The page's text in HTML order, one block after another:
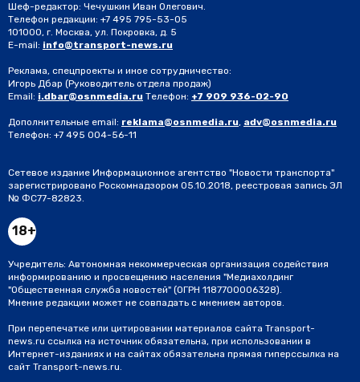
Шеф-редактор: Чечушкин Иван Олегович.
Телефон редакции: +7 495 795-53-05
101000, г. Москва, ул. Покровка, д. 5
E-mail: info@transport-news.ru
Реклама, спецпроекты и иное сотрудничество:
Игорь Дбар (Руководитель отдела продаж)
Email: i.dbar@osnmedia.ru Телефон: +7 909 936-02-90
Дополнительные email: reklama@osnmedia.ru, adv@osnmedia.ru
Телефон: +7 495 004-56-11
Сетевое издание Информационное агентство "Новости транспорта"
зарегистрировано Роскомнадзором 05.10.2018, реестровая запись ЭЛ
№ ФС77-82823.
18+
Учредитель: Автономная некоммерческая организация содействия
информированию и просвещению населения "Медиахолдинг
"Общественная служба новостей" (ОГРН 1187700006328).
Мнение редакции может не совпадать с мнением авторов.
При перепечатке или цитировании материалов сайта Transport-
news.ru ссылка на источник обязательна, при использовании в
Интернет-изданиях и на сайтах обязательна прямая гиперссылка на
сайт Transport-news.ru.